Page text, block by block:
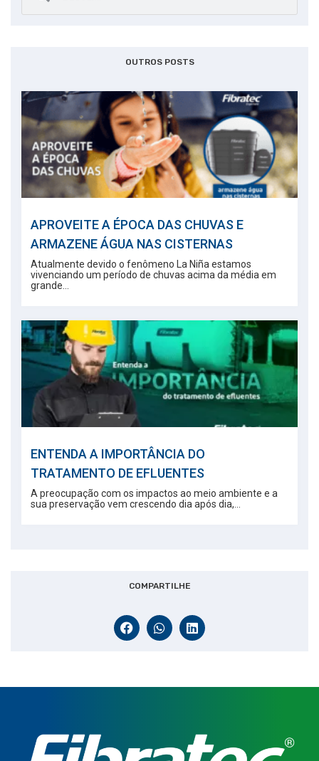
OUTROS POSTS
APROVEITE A ÉPOCA DAS CHUVAS E
ARMAZENE ÁGUA NAS CISTERNAS
Atualmente devido o fenômeno La Niña estamos
vivenciando um período de chuvas acima da média em
grande...
ENTENDA A IMPORTÂNCIA DO
TRATAMENTO DE EFLUENTES
A preocupação com os impactos ao meio ambiente e a
sua preservação vem crescendo dia após dia,...
COMPARTILHE